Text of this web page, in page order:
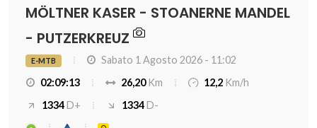
MÖLTNER KASER - STOANERNE MANDEL
- PUTZERKREUZ
E-MTB
Sabato 1 Agosto 2026 - 11:02
02:09:13
26,20Km 12,2 Km/h
1334 D+ 1334 D-